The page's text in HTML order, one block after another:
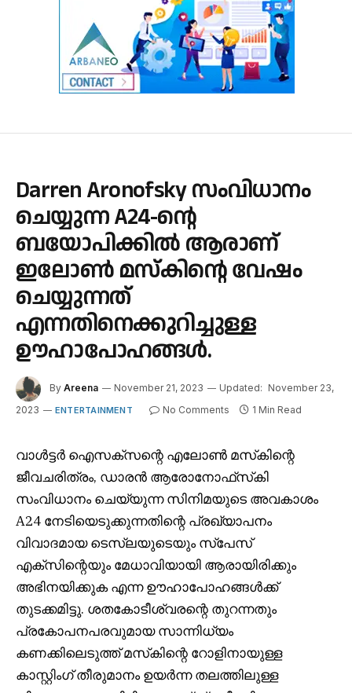
Darren Aronofsky സംവിധാനം
ചെയ്യുന്ന A24-ന്റെ
ബയോപിക്കിൽ ആരാണ്
ഇലോൺ മസ്‌കിന്റെ വേഷം
ചെയ്യുന്നത്
എന്നതിനെക്കുറിച്ചുള്ള
ഊഹാപോഹങ്ങൾ.
By Areena November 21, 2023 Updated: November 23,
2023
ENTERTAINMENT No Comments 1 Min Read
വാൾട്ടർ ഐസക്‌സന്റെ എലോൺ മസ്‌കിന്റെ
ജീവചരിത്രം, ഡാരൻ ആരോനോഫ്‌സ്‌കി
സംവിധാനം ചെയ്യുന്ന സിനിമയുടെ അവകാശം
A24 നേടിയെടുക്കുന്നതിന്റെ പ്രഖ്യാപനം
വിവാദമായ ടെസ്‌ലയുടെയും സ്‌പേസ്
എക്‌സിന്റെയും മേധാവിയായി ആരായിരിക്കും
അഭിനയിക്കുക എന്ന ഊഹാപോഹങ്ങൾക്ക്
തുടക്കമിട്ടു. ശതകോടീശ്വരന്റെ തുറന്നതും
പ്രകോപനപരവുമായ സാന്നിധ്യം
കണക്കിലെടുത്ത് മസ്‌കിന്റെ റോളിനായുള്ള
കാസ്റ്റിംഗ് തീരുമാനം ഉയർന്ന തലത്തിലുള്ള